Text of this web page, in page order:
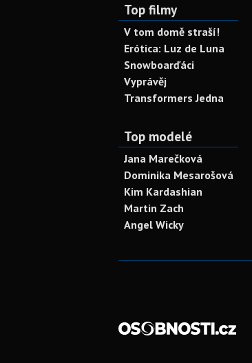
Top filmy
V tom domě straší!
Erótica: Luz de Luna
Snowboarďáci
Vyprávěj
Transformers Jedna
Top modelé
Jana Marečková
Dominika Mesarošová
Kim Kardashian
Martin Zach
Angel Wicky